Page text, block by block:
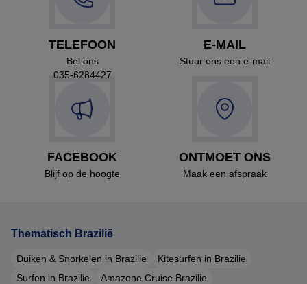
TELEFOON
Bel ons
035-6284427
E-MAIL
Stuur ons een e-mail
FACEBOOK
Blijf op de hoogte
ONTMOET ONS
Maak een afspraak
Thematisch Brazilië
Duiken & Snorkelen in Brazilie
Kitesurfen in Brazilie
Surfen in Brazilie
Amazone Cruise Brazilie